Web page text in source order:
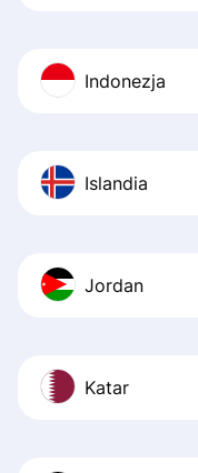
Indonezja
Islandia
Jordan
Katar